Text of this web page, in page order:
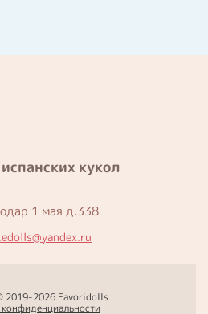
кукол
1 мая д.338
2019-2026 Favoridolls